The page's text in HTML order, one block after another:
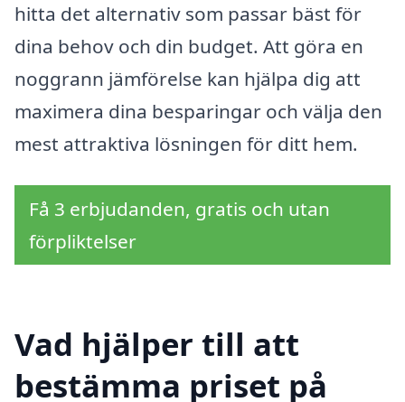
hitta det alternativ som passar bäst för
dina behov och din budget. Att göra en
noggrann jämförelse kan hjälpa dig att
maximera dina besparingar och välja den
mest attraktiva lösningen för ditt hem.
Få 3 erbjudanden, gratis och utan
förpliktelser
Vad hjälper till att
bestämma priset på